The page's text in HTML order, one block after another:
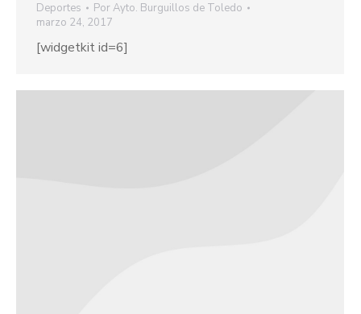
Deportes PorAyto. Burguillos de Toledo
marzo 24, 2017
[widgetkit id=6]